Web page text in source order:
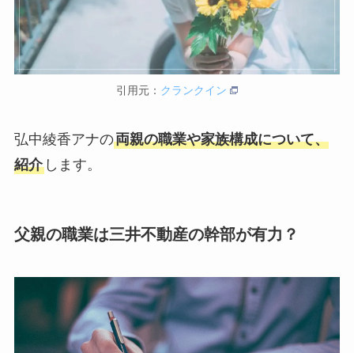
引用元： クランクイン
弘中綾香アナの両親の職業や家族構成について、
紹介します。
父親の職業は三井不動産の幹部が有力？